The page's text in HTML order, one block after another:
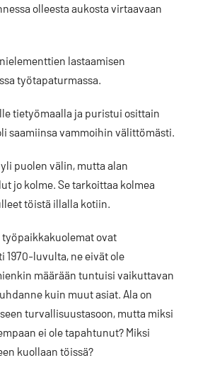
olleesta aukosta virtaavaan
lastaamisen
työtapaturmassa.
tietyömaalla ja puristui osittain
saamiinsa vammoihin välittömästi.
puolen välin, mutta alan
jo kolme. Se tarkoittaa kolmea
töistä illalla kotiin.
ovat
1970-luvulta, ne eivät ole
määrään tuntuisi vaikuttavan
kuin muut asiat. Ala on
turvallisuustasoon, mutta miksi
ei ole tapahtunut? Miksi
kuollaan töissä?